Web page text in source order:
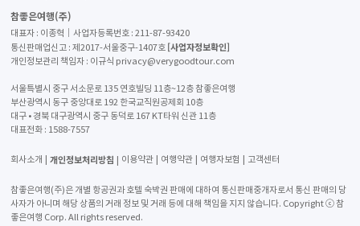
혹스베이는 따뜻한 여름,긴 가을로 질 좋은 포도가 자라기에 적합
한 기후로 맛있는 와인이 생산되는 곳입니다
드에서 오래된 와이너리 역사를 가진 곳이라고 합니다.
참좋은여행(주)
대표자 : 이종혁│사업자등록번호 : 211-87-93420
통신판매업신고 : 제2017-서울중구-1407호 [사업자정보확인]
개인정보관리 책임자 : 이규식 privacy@verygoodtour.com
서울특별시 중구 서소문로 135 연호빌딩 11층~12층 참좋은여행
부산광역시 동구 중앙대로 192 한국교직원공제회 10층
대구 • 경북 대구광역시 중구 동덕로 167 KT타워 신관 11층
대표전화 : 1588-7557
회사소개 개인정보처리방침 이용약관 여행약관 여행자보험 고객센터
참좋은여행(주)은 개별 항공권과 호텔 숙박권 판매에 대하여 통신판매중개자로서 통신 판매의 당
사자가 아니며 해당 상품의 거래 정보 및 거래 등에 대해 책임을 지지 않습니다. Copyright ⓒ 참
좋은여행 Corp. All rights reserved.